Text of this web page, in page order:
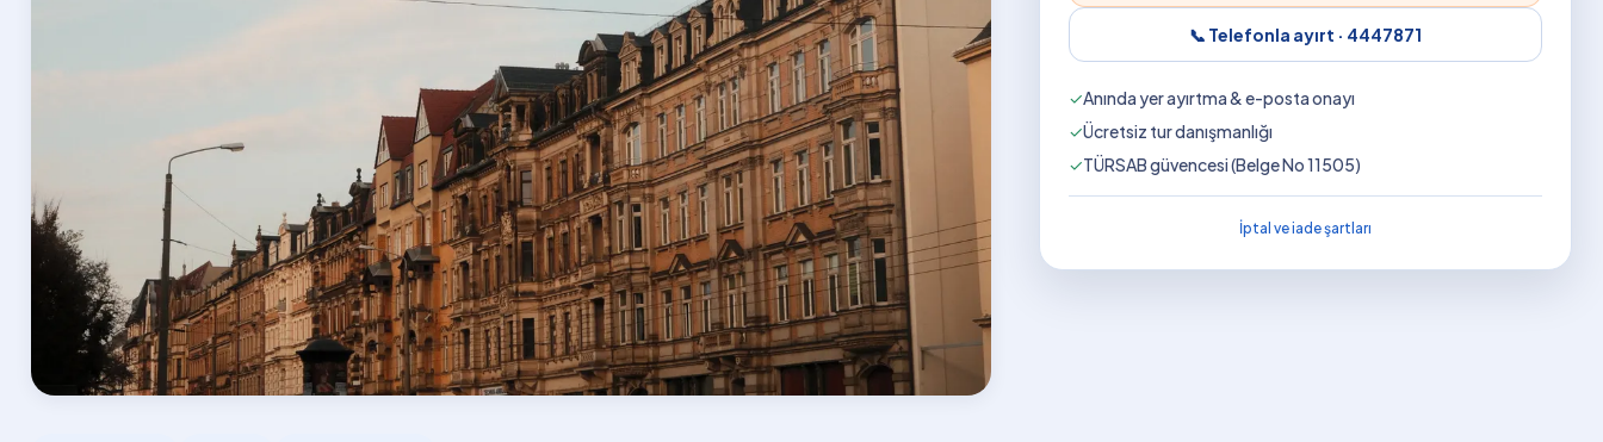
📞 Telefonla ayırt · 4447871
✓Anında yer ayırtma & e-posta onayı
✓Ücretsiz tur danışmanlığı
✓TÜRSAB güvencesi (Belge No 11505)
İptal ve iade şartları